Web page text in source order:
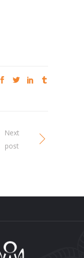
Next
post